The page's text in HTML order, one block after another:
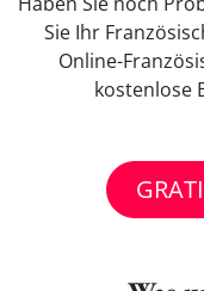
Sie Ihr
Online-
kostenlose